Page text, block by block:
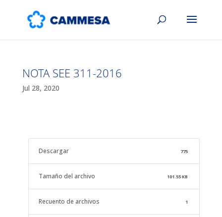
NOTA SEE 311-2016
Jul 28, 2020
Descargar 775
Tamaño del archivo 101.55 KB
Recuento de archivos 1